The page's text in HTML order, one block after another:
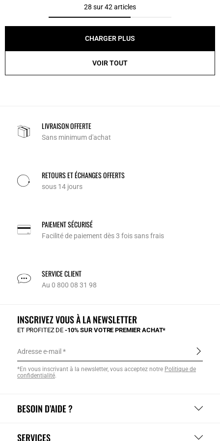
28 sur 42 articles
CHARGER PLUS
VOIR TOUT
LIVRAISON OFFERTE
Sans minimum d'achat
RETOURS ET ÉCHANGES OFFERTS
sous 14 jours
PAIEMENT SÉCURISÉ
Facilité de paiement dès 3 fois sans frais
SERVICE CLIENT
Au 0 800 08 31 98
BESOIN D’AIDE ?
SERVICES
INSCRIVEZ VOUS À LA NEWSLETTER
ET PROFITEZ DE-10% SUR VOTRE PREMIER ACHAT*
Adresse e-mail
*En vous inscrivant à la newsletter, vous acceptez notre Politique de
confidentialité.